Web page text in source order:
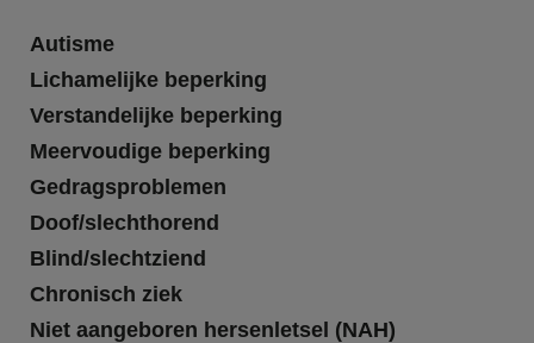
Autisme
Lichamelijke beperking
Verstandelijke beperking
Meervoudige beperking
Gedragsproblemen
Doof/slechthorend
Blind/slechtziend
Chronisch ziek
Niet aangeboren hersenletsel (NAH)